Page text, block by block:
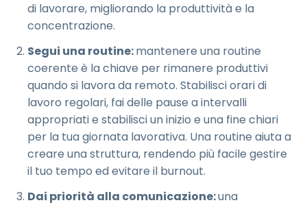
di lavorare, migliorando la produttività e la
concentrazione.
Segui una routine:mantenere una routine
coerente è la chiave per rimanere produttivi
quando si lavora da remoto. Stabilisci orari di
lavoro regolari, fai delle pause a intervalli
appropriati e stabilisci un inizio e una fine chiari
per la tua giornata lavorativa. Una routine aiuta a
creare una struttura, rendendo più facile gestire
il tuo tempo ed evitare il burnout.
Dai priorità alla comunicazione:una